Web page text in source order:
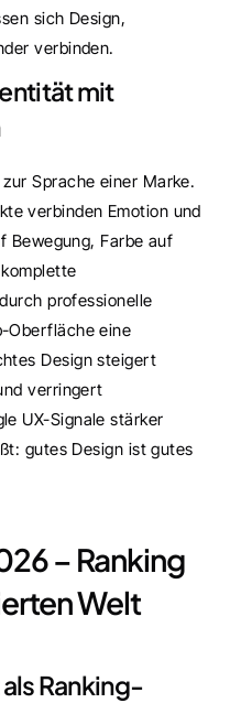
sich Design,
verbinden.
mit
Sprache einer Marke.
verbinden Emotion und
Bewegung, Farbe auf
professionelle
Oberfläche eine
Design steigert
verringert
UX-Signale stärker
gutes Design ist gutes
– Ranking
Welt
Ranking-